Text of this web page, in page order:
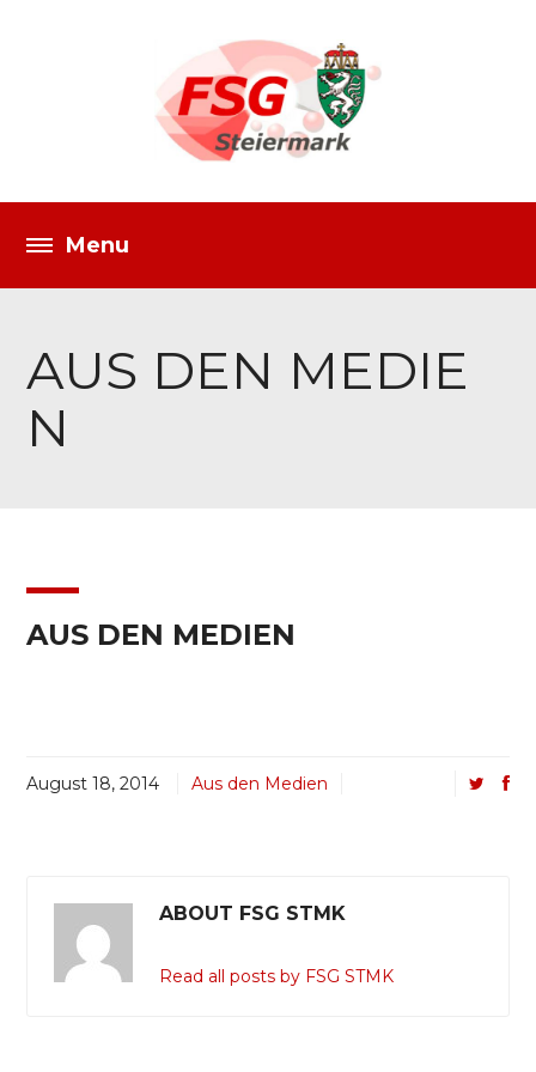
AUS DEN MEDIE
N
AUS DEN MEDIEN
August 18, 2014 Aus den Medien
ABOUT FSG STMK
Read all posts by FSG STMK